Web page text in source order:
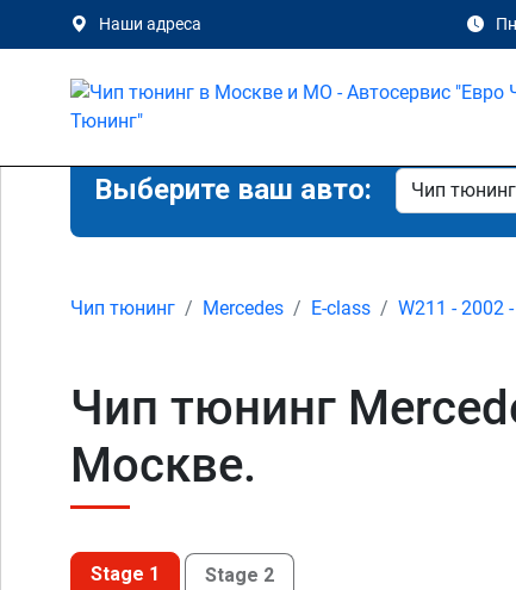
Наши адреса
Выберите ваш авто:
Чип тюнинг Mercedes E-class W211 - 2002
Чип тюнинг
Москве.
Stage 1 Stage 2